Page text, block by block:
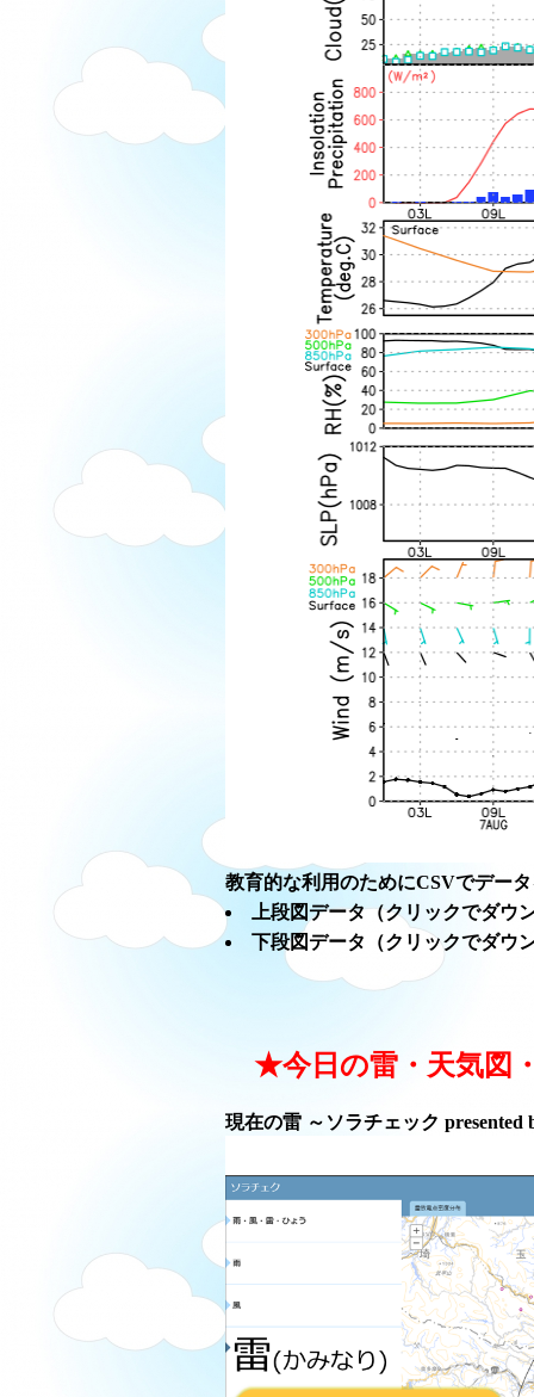
教育的な利用のためにCSVでデー
上段図データ（クリックでダウ
下段図データ（クリックでダウ
★今日の雷・天気図
現在の雷 ～ソラチェック presented